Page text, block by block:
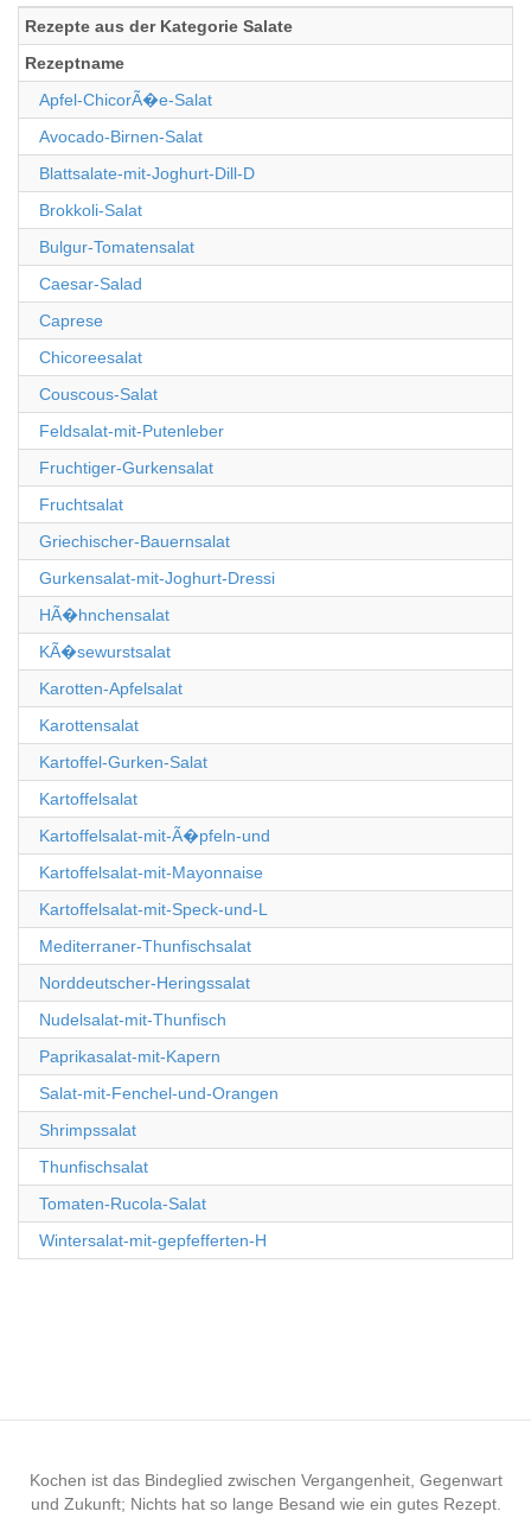
Rezepte aus der Kategorie Salate
Rezeptname
Apfel-ChicorÃ�e-Salat
Avocado-Birnen-Salat
Blattsalate-mit-Joghurt-Dill-D
Brokkoli-Salat
Bulgur-Tomatensalat
Caesar-Salad
Caprese
Chicoreesalat
Couscous-Salat
Feldsalat-mit-Putenleber
Fruchtiger-Gurkensalat
Fruchtsalat
Griechischer-Bauernsalat
Gurkensalat-mit-Joghurt-Dressi
HÃ�hnchensalat
KÃ�sewurstsalat
Karotten-Apfelsalat
Karottensalat
Kartoffel-Gurken-Salat
Kartoffelsalat
Kartoffelsalat-mit-Ã�pfeln-und
Kartoffelsalat-mit-Mayonnaise
Kartoffelsalat-mit-Speck-und-L
Mediterraner-Thunfischsalat
Norddeutscher-Heringssalat
Nudelsalat-mit-Thunfisch
Paprikasalat-mit-Kapern
Salat-mit-Fenchel-und-Orangen
Shrimpssalat
Thunfischsalat
Tomaten-Rucola-Salat
Wintersalat-mit-gepfefferten-H
Kochen ist das Bindeglied zwischen Vergangenheit, Gegenwart
und Zukunft; Nichts hat so lange Besand wie ein gutes Rezept.